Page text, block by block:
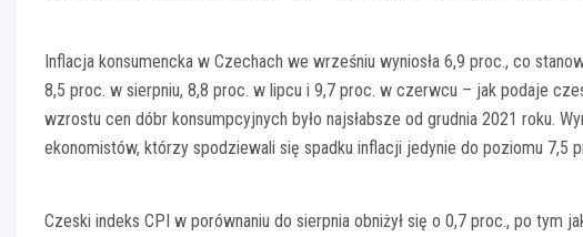
Inflacja konsumencka w Czechach we wrześniu wyniosła 6,9 proc., co
8,5 proc. w sierpniu, 8,8 proc. w lipcu i 9,7 proc. w czerwcu – jak podaje
wzrostu cen dóbr konsumpcyjnych było najsłabsze od grudnia 2021 roku.
ekonomistów, którzy spodziewali się spadku inflacji jedynie do poziomu 7,5
Czeski indeks CPI w porównaniu do sierpnia obniżył się o 0,7 proc., po tym